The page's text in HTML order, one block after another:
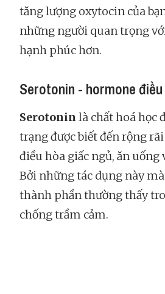
tăng lượng oxytocin của
những người quan trọng
hạnh phúc hơn.
Serotonin - hormone
Serotonin là chất hoá học
trạng được biết đến rộng
điều hòa giấc ngủ, ăn uống
Bởi những tác dụng này
thành phần thường thấy
chống trầm cảm.